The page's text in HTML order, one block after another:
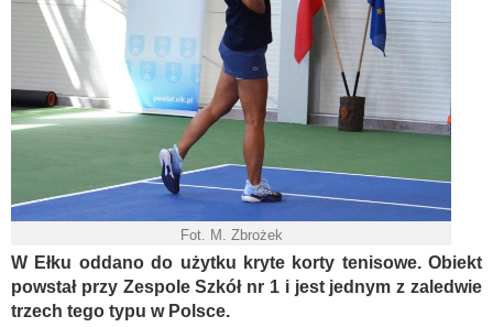
Fot. M. Zbrożek
W Ełku oddano do użytku kryte korty tenisowe. Obiekt
powstał przy Zespole Szkół nr 1 i jest jednym z zaledwie
trzech tego typu w Polsce.